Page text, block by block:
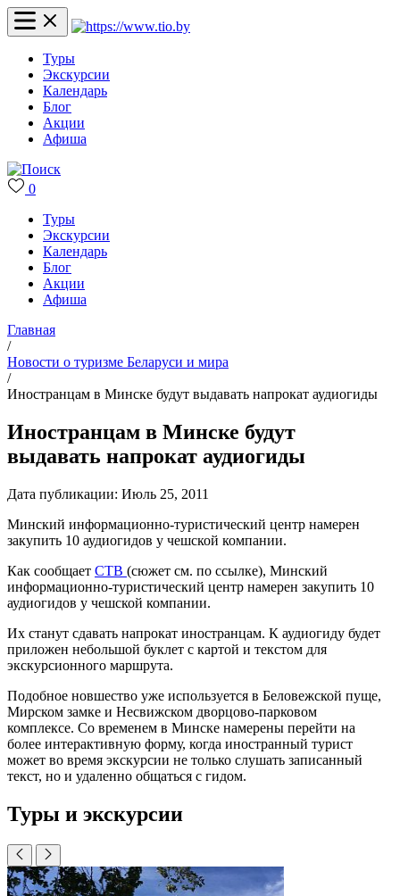
Туры
Экскурсии
Календарь
Блог
Акции
Афиша
0
Туры
Экскурсии
Календарь
Блог
Акции
Афиша
Главная
/
Новости о туризме Беларуси и мира
/
Иностранцам в Минске будут выдавать напрокат аудиогиды
Иностранцам в Минске будут
выдавать напрокат аудиогиды
Дата публикации: Июль 25, 2011
Минский информационно-туристический центр намерен
закупить 10 аудиогидов у чешской компании.
Как сообщает СТВ (сюжет см. по ссылке), Минский
информационно-туристический центр намерен закупить 10
аудиогидов у чешской компании.
Их станут сдавать напрокат иностранцам. К аудиогиду будет
приложен небольшой буклет с картой и текстом для
экскурсионного маршрута.
Подобное новшество уже используется в Беловежской пуще,
Мирском замке и Несвижском дворцово-парковом
комплексе. Со временем в Минске намерены перейти на
более интерактивную форму, когда иностранный турист
может во время экскурсии не только слушать записанный
текст, но и удаленно общаться с гидом.
Туры и экскурсии